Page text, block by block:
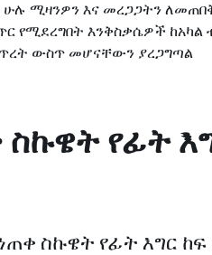
ሚዛንዎን እና መረጋጋትን
የሚደረግበት እንቅስቃሴዎች
ውስጥ መሆናቸውን ያረጋግጣል
ስኩዌት የፊት
ስኩዌት የፊት እግር ከፍ